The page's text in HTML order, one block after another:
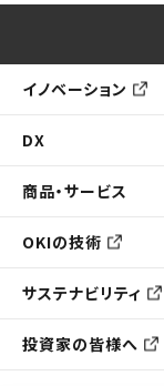
イノベーション
DX
商品・サービス
OKIの技術
サステナビリティ
投資家の皆様へ